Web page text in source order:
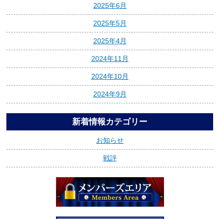
2025年6月
2025年5月
2025年4月
2024年11月
2024年10月
2024年9月
新着情報カテゴリー
お知らせ
戦評